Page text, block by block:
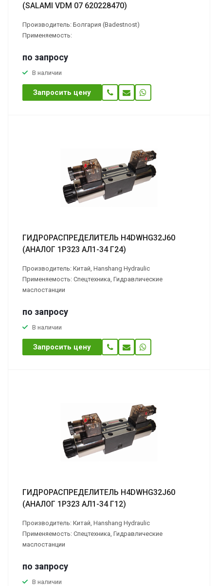
(SALAMI VDМ 07 620228470)
Производитель: Болгария (Badestnost)
Применяемость:
по запросу
В наличии
Запросить цену
ГИДРОРАСПРЕДЕЛИТЕЛЬ H4DWHG32J60
(АНАЛОГ 1Р323 АЛ1-34 Г24)
Производитель: Китай, Hanshang Hydraulic
Применяемость: Спецтехника, Гидравлические
маслостанции
по запросу
В наличии
Запросить цену
ГИДРОРАСПРЕДЕЛИТЕЛЬ H4DWHG32J60
(АНАЛОГ 1Р323 АЛ1-34 Г12)
Производитель: Китай, Hanshang Hydraulic
Применяемость: Спецтехника, Гидравлические
маслостанции
по запросу
В наличии